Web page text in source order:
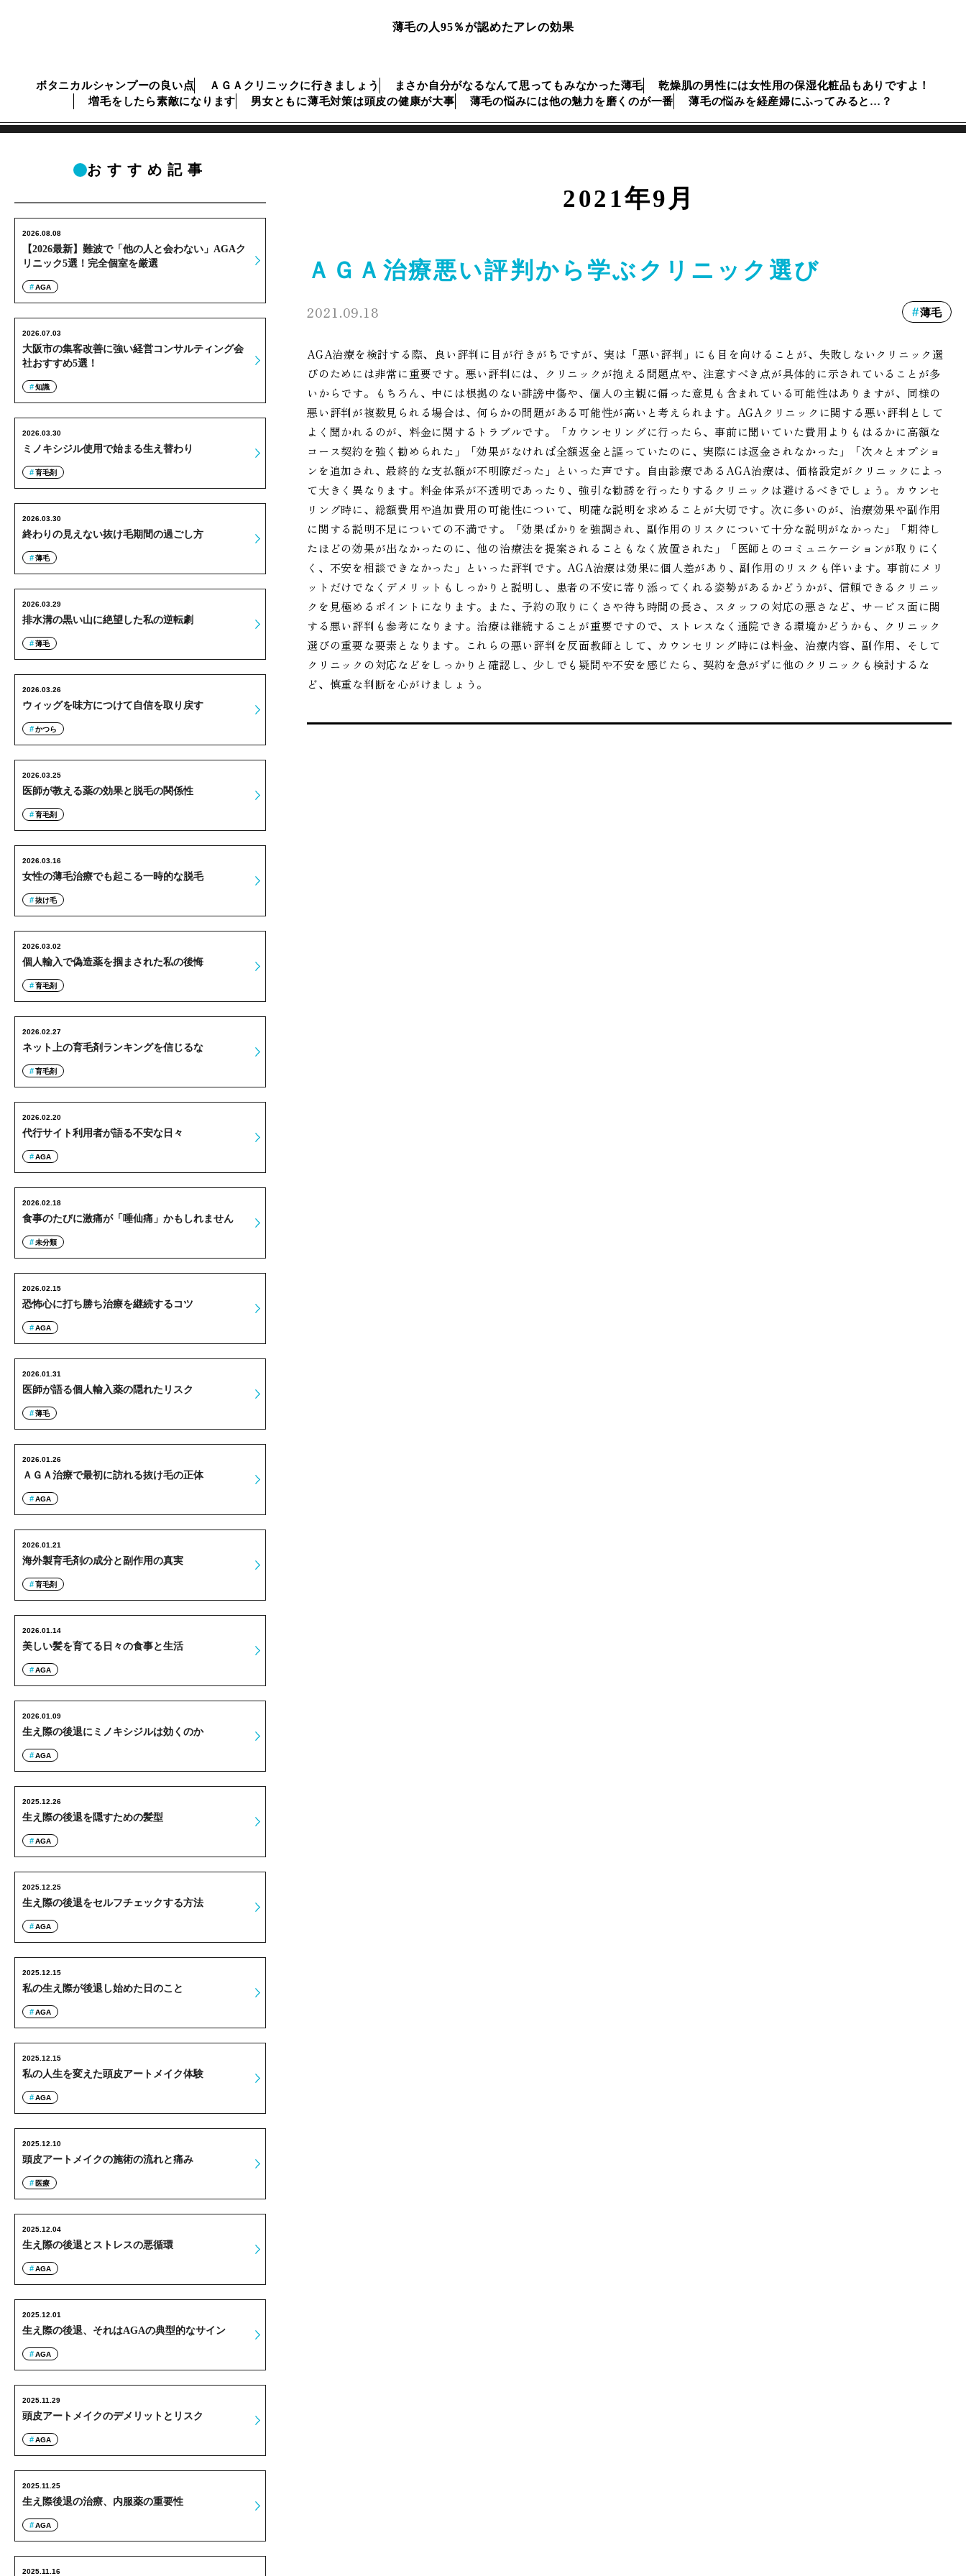
薄毛の人95％が認めたアレの効果
ボタニカルシャンプーの良い点 ＡＧＡクリニックに行きましょう まさか自分がなるなんて思ってもみなかった薄毛
乾燥肌の男性には女性用の保湿化粧品もありですよ！
増毛をしたら素敵になります
男女ともに薄毛対策は頭皮の健康が大事 薄毛の悩みには他の魅力を磨くのが一番 薄毛の悩みを経産婦にふってみると…？
2021年9月
ＡＧＡ治療悪い評判から学ぶクリニック選び
2021.09.18 薄毛
AGA治療を検討する際、良い評判に目が行きがちですが、実は「悪い評判」にも目を向けることが、失敗しないクリニック選
びのためには非常に重要です。悪い評判には、クリニックが抱える問題点や、注意すべき点が具体的に示されていることが多
いからです。もちろん、中には根拠のない誹謗中傷や、個人の主観に偏った意見も含まれている可能性はありますが、同様の
悪い評判が複数見られる場合は、何らかの問題がある可能性が高いと考えられます。AGAクリニックに関する悪い評判として
よく聞かれるのが、料金に関するトラブルです。「カウンセリングに行ったら、事前に聞いていた費用よりもはるかに高額な
コース契約を強く勧められた」「効果がなければ全額返金と謳っていたのに、実際には返金されなかった」「次々とオプショ
ンを追加され、最終的な支払額が不明瞭だった」といった声です。自由診療であるAGA治療は、価格設定がクリニックによっ
て大きく異なります。料金体系が不透明であったり、強引な勧誘を行ったりするクリニックは避けるべきでしょう。カウンセ
リング時に、総額費用や追加費用の可能性について、明確な説明を求めることが大切です。次に多いのが、治療効果や副作用
に関する説明不足についての不満です。「効果ばかりを強調され、副作用のリスクについて十分な説明がなかった」「期待し
たほどの効果が出なかったのに、他の治療法を提案されることもなく放置された」「医師とのコミュニケーションが取りにく
く、不安を相談できなかった」といった評判です。AGA治療は効果に個人差があり、副作用のリスクも伴います。事前にメリ
ットだけでなくデメリットもしっかりと説明し、患者の不安に寄り添ってくれる姿勢があるかどうかが、信頼できるクリニッ
クを見極めるポイントになります。また、予約の取りにくさや待ち時間の長さ、スタッフの対応の悪さなど、サービス面に関
する悪い評判も参考になります。治療は継続することが重要ですので、ストレスなく通院できる環境かどうかも、クリニック
選びの重要な要素となります。これらの悪い評判を反面教師として、カウンセリング時には料金、治療内容、副作用、そして
クリニックの対応などをしっかりと確認し、少しでも疑問や不安を感じたら、契約を急がずに他のクリニックも検討するな
ど、慎重な判断を心がけましょう。
おすすめ記事
【2026最新】難波で「他の人と会わない」AGAク
リニック5選！完全個室を厳選
2026.08.08
AGA
大阪市の集客改善に強い経営コンサルティング会
社おすすめ5選！
2026.07.03
知識
ミノキシジル使用で始まる生え替わり
2026.03.30
育毛剤
終わりの見えない抜け毛期間の過ごし方
2026.03.30
薄毛
排水溝の黒い山に絶望した私の逆転劇
2026.03.29
薄毛
ウィッグを味方につけて自信を取り戻す
2026.03.26
かつら
医師が教える薬の効果と脱毛の関係性
2026.03.25
育毛剤
女性の薄毛治療でも起こる一時的な脱毛
2026.03.16
抜け毛
個人輸入で偽造薬を掴まされた私の後悔
2026.03.02
育毛剤
ネット上の育毛剤ランキングを信じるな
2026.02.27
育毛剤
代行サイト利用者が語る不安な日々
2026.02.20
AGA
食事のたびに激痛が「唾仙痛」かもしれません
2026.02.18
未分類
恐怖心に打ち勝ち治療を継続するコツ
2026.02.15
AGA
医師が語る個人輸入薬の隠れたリスク
2026.01.31
薄毛
ＡＧＡ治療で最初に訪れる抜け毛の正体
2026.01.26
AGA
海外製育毛剤の成分と副作用の真実
2026.01.21
育毛剤
美しい髪を育てる日々の食事と生活
2026.01.14
AGA
生え際の後退にミノキシジルは効くのか
2026.01.09
AGA
生え際の後退を隠すための髪型
2025.12.26
AGA
生え際の後退をセルフチェックする方法
2025.12.25
AGA
私の生え際が後退し始めた日のこと
2025.12.15
AGA
私の人生を変えた頭皮アートメイク体験
2025.12.15
AGA
頭皮アートメイクの施術の流れと痛み
2025.12.10
医療
生え際の後退とストレスの悪循環
2025.12.04
AGA
生え際の後退、それはAGAの典型的なサイン
2025.12.01
AGA
頭皮アートメイクのデメリットとリスク
2025.11.29
AGA
生え際後退の治療、内服薬の重要性
2025.11.25
AGA
2025.11.16